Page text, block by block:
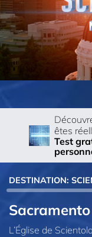
êtes
Test
DESTINATION:
L’Église de